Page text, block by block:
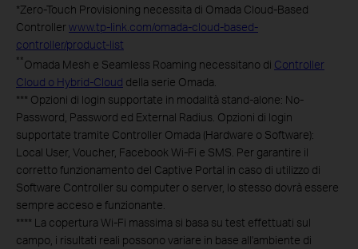
*Zero-Touch Provisioning necessita di Omada Cloud-Based
Controller www.tp-link.com/omada-cloud-based-
controller/product-list
**Omada Mesh e Seamless Roaming necessitano di Controller
Cloud o Hybrid-Cloud della serie Omada.
*** Opzioni di login supportate in modalità stand-alone: No-
Password, Password ed External Radius. Opzioni di login
supportate tramite Controller Omada (Hardware o Software):
Local User, Voucher, Facebook Wi-Fi e SMS. Per garantire il
corretto funzionamento del Captive Portal in caso di utilizzo di
Software Controller su computer o server, lo stesso dovrà essere
sempre acceso e funzionante.
**** La copertura Wi-Fi massima si basa su test effettuati sul
campo, i risultati reali possono variare in base all'ambiente di